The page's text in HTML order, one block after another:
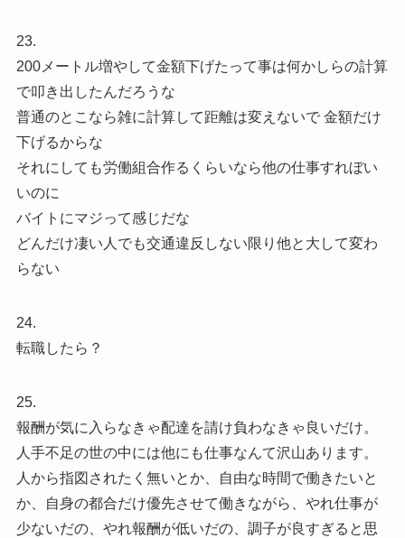
23.
200メートル増やして金額下げたって事は何かしらの計算
で叩き出したんだろうな
普通のとこなら雑に計算して距離は変えないで 金額だけ
下げるからな
それにしても労働組合作るくらいなら他の仕事すれぼい
いのに
バイトにマジって感じだな
どんだけ凄い人でも交通違反しない限り他と大して変わ
らない
24.
転職したら？
25.
報酬が気に入らなきゃ配達を請け負わなきゃ良いだけ。
人手不足の世の中には他にも仕事なんて沢山あります。
人から指図されたく無いとか、自由な時間で働きたいと
か、自身の都合だけ優先させて働きながら、やれ仕事が
少ないだの、やれ報酬が低いだの、調子が良すぎると思